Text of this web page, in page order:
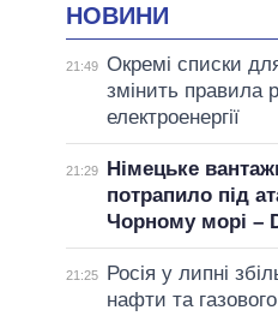
НОВИНИ
21:49 Окремі списки
змінить правила
електроенергії
21:29
Німецьке
потрапило під
Чорному морі –
21:25
Росія у липні
нафти та